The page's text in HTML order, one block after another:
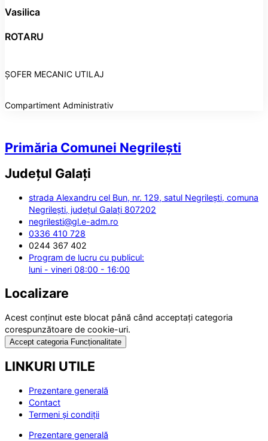
Vasilica
ROTARU
ȘOFER MECANIC UTILAJ
Compartiment Administrativ
Primăria Comunei Negrilești
Județul Galați
strada Alexandru cel Bun, nr. 129, satul Negrilești, comuna
Negrilești, județul Galați 807202
negrilesti@gl.e-adm.ro
0336 410 728
0244 367 402
Program de lucru cu publicul:
luni - vineri 08:00 - 16:00
Localizare
Acest conținut este blocat până când acceptați categoria
corespunzătoare de cookie-uri.
Accept categoria Funcționalitate
LINKURI UTILE
Prezentare generală
Contact
Termeni și condiții
Prezentare generală